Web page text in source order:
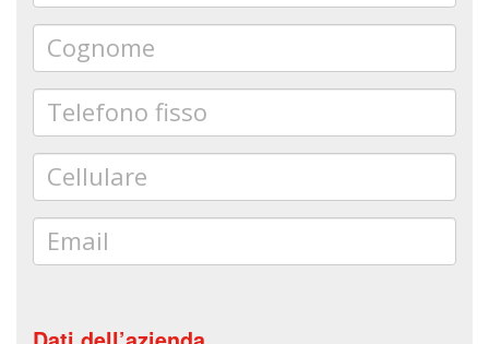
Cognome
Telefono fisso
Cellulare
Email